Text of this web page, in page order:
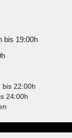
bis 19:00h
bis 22:00h
24:00h